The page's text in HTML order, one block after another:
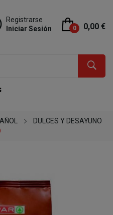
Registrarse
Iniciar Sesión
0 0,00 €
DULCES Y DESAYUNO